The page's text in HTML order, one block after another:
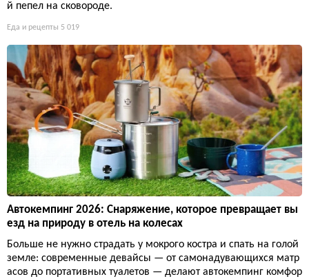
й пепел на сковороде.
Еда и рецепты 5 019
Автокемпинг 2026: Снаряжение, которое превращает вы
езд на природу в отель на колесах
Больше не нужно страдать у мокрого костра и спать на голой
земле: современные девайсы — от самонадувающихся матр
асов до портативных туалетов — делают автокемпинг комфор